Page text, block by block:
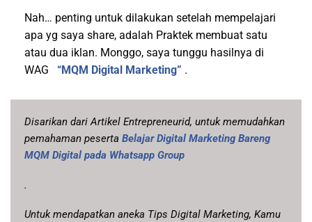
Nah… penting untuk dilakukan setelah mempelajari
apa yg saya share, adalah Praktek membuat satu
atau dua iklan. Monggo, saya tunggu hasilnya di
WAG
“MQM Digital Marketing” .
Disarikan dari Artikel Entrepreneurid, untuk memudahkan
pemahaman peserta Belajar Digital Marketing Bareng
MQM Digital pada Whatsapp Group
.
Untuk mendapatkan aneka Tips Digital Marketing, Kamu